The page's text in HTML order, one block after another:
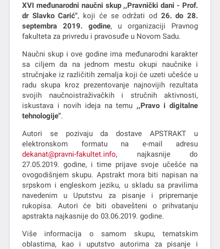
XVI međunarodni naučni skup ,,Pravnički dani - Prof.
dr Slavko Carić", koji će se održati od 26. do 28.
septembra 2019. godine, u organizaciji Pravnog
fakulteta za privredu i pravosuđe u Novom Sadu.
Naučni skup i ove godine ima međunarodni karakter
sa ciljem da na jednom mestu okupi naučnike i
stručnjake iz različitih zemalja koji će uzeti učešće u
radu skupa kroz prezentovanje najnovijih rezultata
svojih naučnoistraživačkih i stručnih aktivnosti,
iskustava i novih ideja na temu ,,Pravo i digitalne
tehnologije".
Autori se pozivaju da dostave APSTRAKT u
elektronskom formatu na e-mail adresu
dekanat@pravni-fakultet.info, najkasnije do
27.05.2019. godine, i time prijave svoje učešće na
ovogodišnjem skupu. Apstrakt mora biti napisan na
srpskom i engleskom jeziku, u skladu sa pravilima
navedenim u Uputstvu za pisanje i pripremanje
rukopisa. Autori će biti obavešteni o prihvatanju
apstrakta najkasnije do 03.06.2019. godine.
Više informacija o samom skupu, tematskim
oblastima, kao i uputstvo autorima za pisanje i